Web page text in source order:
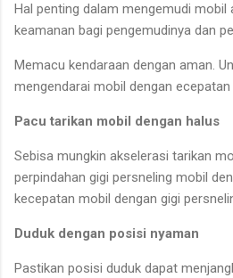
Hal penting dalam mengemudi mobil
keamanan bagi pengemudinya dan
Memacu kendaraan dengan aman.
mengendarai mobil dengan
Pacu tarikan mobil dengan halus
Sebisa mungkin akselerasi tarikan
perpindahan gigi persneling mobil
kecepatan mobil dengan gigi
Duduk dengan posisi nyaman
Pastikan posisi duduk dapat